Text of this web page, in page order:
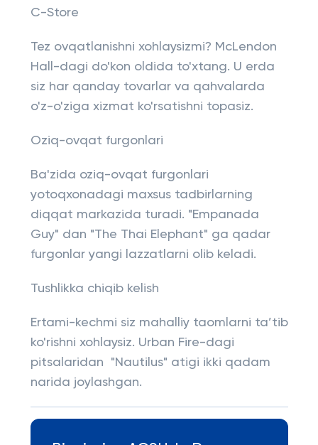
C-Store
Tez ovqatlanishni xohlaysizmi? McLendon
Hall-dagi do'kon oldida to'xtang. U erda
siz har qanday tovarlar va qahvalarda
o'z-o'ziga xizmat ko'rsatishni topasiz.
Oziq-ovqat furgonlari
Ba'zida oziq-ovqat furgonlari
yotoqxonadagi maxsus tadbirlarning
diqqat markazida turadi. "Empanada
Guy" dan "The Thai Elephant" ga qadar
furgonlar yangi lazzatlarni olib keladi.
Tushlikka chiqib kelish
Ertami-kechmi siz mahalliy taomlarni ta’tib
ko'rishni xohlaysiz. Urban Fire-dagi
pitsalaridan "Nautilus" atigi ikki qadam
narida joylashgan.